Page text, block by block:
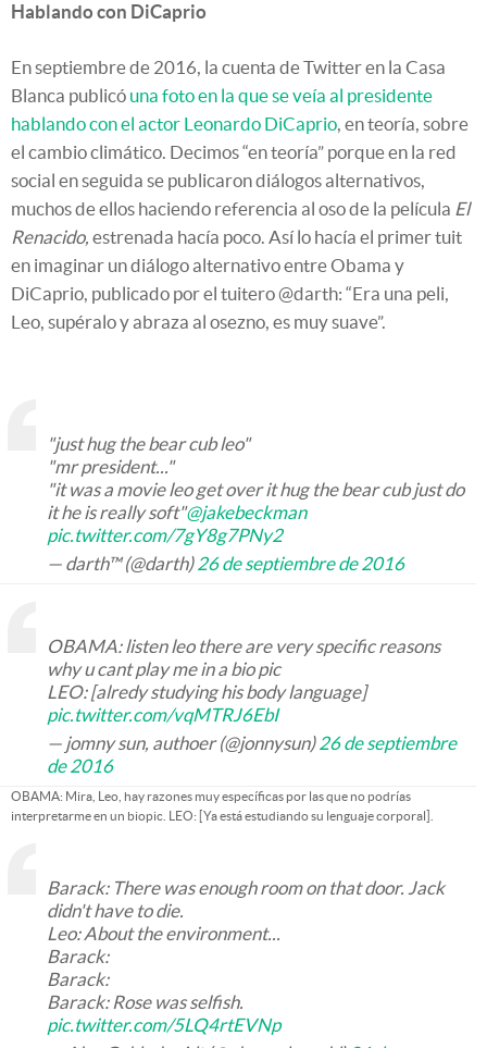
Hablando con DiCaprio
En septiembre de 2016, la cuenta de Twitter en la Casa
Blanca publicó una foto en la que se veía al presidente
hablando con el actor Leonardo DiCaprio, en teoría, sobre
el cambio climático. Decimos “en teoría” porque en la red
social en seguida se publicaron diálogos alternativos,
muchos de ellos haciendo referencia al oso de la película El
Renacido, estrenada hacía poco. Así lo hacía el primer tuit
en imaginar un diálogo alternativo entre Obama y
DiCaprio, publicado por el tuitero @darth: “Era una peli,
Leo, supéralo y abraza al osezno, es muy suave”.
"just hug the bear cub leo"
"mr president..."
"it was a movie leo get over it hug the bear cub just do
it he is really soft"@jakebeckman
pic.twitter.com/7gY8g7PNy2
— darth™ (@darth)26 de septiembre de 2016
OBAMA: listen leo there are very specific reasons
why u cant play me in a bio pic
LEO: [alredy studying his body language]
pic.twitter.com/vqMTRJ6EbI
— jomny sun, authoer (@jonnysun)26 de septiembre
de 2016
OBAMA: Mira, Leo, hay razones muy específicas por las que no podrías
interpretarme en un biopic. LEO: [Ya está estudiando su lenguaje corporal].
Barack: There was enough room on that door. Jack
didn't have to die.
Leo: About the environment...
Barack:
Barack:
Barack: Rose was selfish.
pic.twitter.com/5LQ4rtEVNp